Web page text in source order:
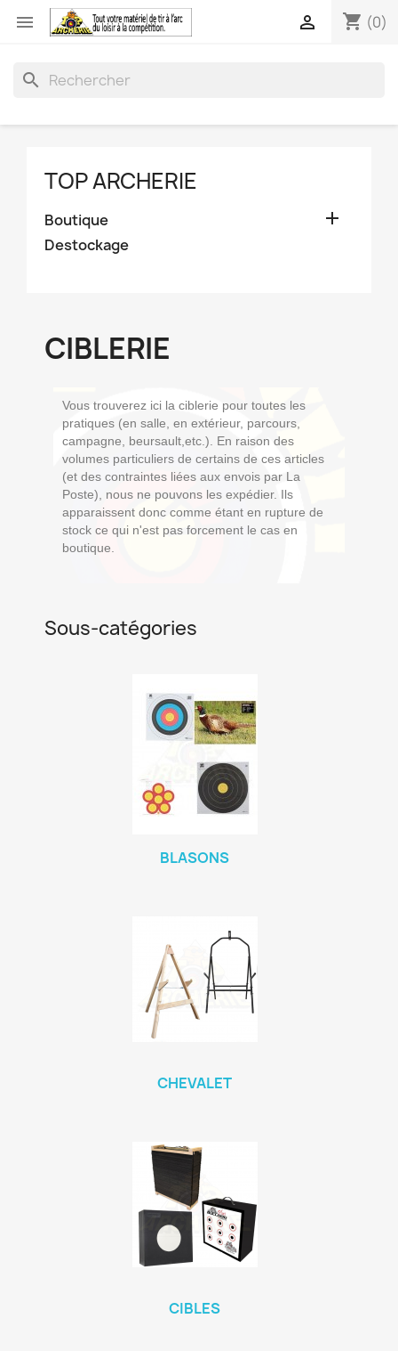
 shopping_cart (0)

search
TOP ARCHERIE
Boutique 
Destockage
CIBLERIE
Vous trouverez ici la ciblerie pour toutes les
pratiques (en salle, en extérieur, parcours,
campagne, beursault,etc.). En raison des
volumes particuliers de certains de ces articles
(et des contraintes liées aux envois par La
Poste), nous ne pouvons les expédier. Ils
apparaissent donc comme étant en rupture de
stock ce qui n'est pas forcement le cas en
boutique.
Sous-catégories
BLASONS
CHEVALET
CIBLES